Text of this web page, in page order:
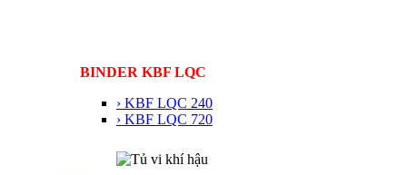
BINDER KBF LQC
› KBF LQC 240
› KBF LQC 720